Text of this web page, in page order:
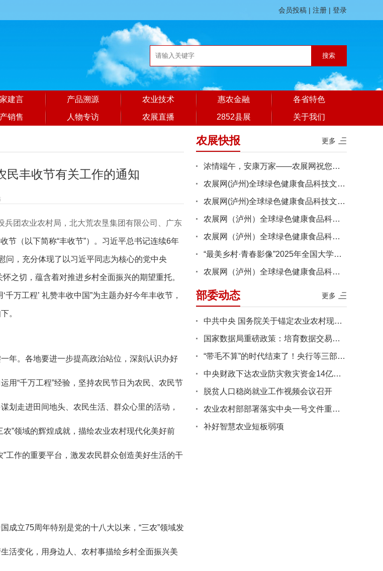
会员投稿 | 注册 | 登录
建言 产品溯源 农业技术 惠农金融 各省特色
销售 人物专访 农展直播 2852县展 关于我们
民丰收节有关工作的通知
团农业农村局，北大荒农垦集团有限公司、广东
节（以下简称“丰收节”）。习近平总书记连续6年
问，充分体现了以习近平同志为核心的党中央
之切，蕴含着对推进乡村全面振兴的期望重托。
万工程’ 礼赞丰收中国”为主题办好今年丰收节，
。
年。各地要进一步提高政治站位，深刻认识办好
用“千万工程”经验，坚持农民节日为农民、农民节
划走进田间地头、农民生活、群众心里的活动，
”领域的辉煌成就，描绘农业农村现代化美好前
工作的重要平台，激发农民群众创造美好生活的干
成立75周年特别是党的十八大以来，“三农”领域发
活变化，用身边人、农村事描绘乡村全面振兴美
农展快报 更多
浓情端午，安康万家——农展网祝您端午吉顺
农展网(泸州)全球绿色健康食品科技文旅消费综合体建设项目工程施···
农展网(泸州)全球绿色健康食品科技文旅消费综合体建设项目工程施···
农展网（泸州）全球绿色健康食品科技文旅消费综合体建设项目工程···
农展网（泸州）全球绿色健康食品科技文旅消费综合体建设项目工程···
“最美乡村·青春影像”2025年全国大学生乡村振兴短视频大赛获奖···
农展网（泸州）全球绿色健康食品科技文旅消费综合体建设项目工程···
部委动态 更多
中共中央 国务院关于锚定农业农村现代化 扎实推进乡村全面振兴的···
国家数据局重磅政策：培育数据交易所、平台企业、数据商“三驾马···
“带毛不算”的时代结束了！央行等三部门联合发文：活体畜禽正式···
中央财政下达农业防灾救灾资金14亿元支持各地病虫害防控
脱贫人口稳岗就业工作视频会议召开
农业农村部部署落实中央一号文件重点工作
补好智慧农业短板弱项